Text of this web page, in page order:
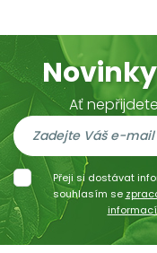
Ať
Přeji si dostávat
souhlasím se